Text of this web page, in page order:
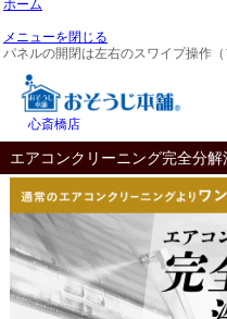
ホーム
メニューを閉じる
パネルの開閉は左右のスワイプ操作
心斎橋店
エアコンクリーニング完全分解